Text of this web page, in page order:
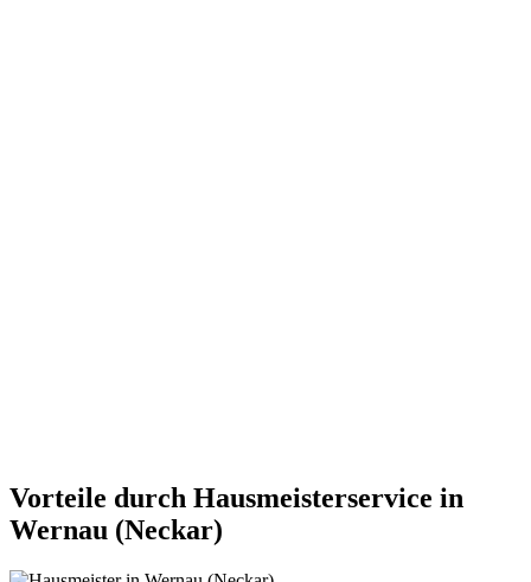
Vorteile durch Hausmeisterservice in
Wernau (Neckar)